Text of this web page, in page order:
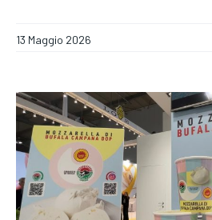
DIRETTE RADIO
NOTIZIE
CRONACA
VENETO
DIRETTE RADIO
NOTIZIE
CRONACA
VENETO
DIRETTE RADIO
NOTIZIE
CRONACA
VENETO
13 Maggio 2026